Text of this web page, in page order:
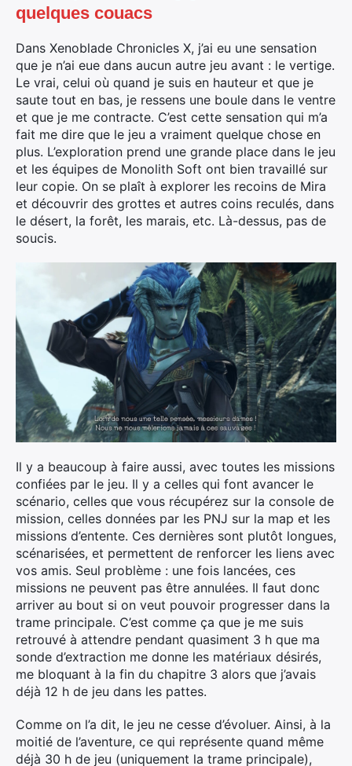
quelques couacs
Dans Xenoblade Chronicles X, j’ai eu une sensation
que je n’ai eue dans aucun autre jeu avant : le vertige.
Le vrai, celui où quand je suis en hauteur et que je
saute tout en bas, je ressens une boule dans le ventre
et que je me contracte. C’est cette sensation qui m’a
fait me dire que le jeu a vraiment quelque chose en
plus. L’exploration prend une grande place dans le jeu
et les équipes de Monolith Soft ont bien travaillé sur
leur copie. On se plaît à explorer les recoins de Mira
et découvrir des grottes et autres coins reculés, dans
le désert, la forêt, les marais, etc. Là-dessus, pas de
soucis.
Il y a beaucoup à faire aussi, avec toutes les missions
confiées par le jeu. Il y a celles qui font avancer le
scénario, celles que vous récupérez sur la console de
mission, celles données par les PNJ sur la map et les
missions d’entente. Ces dernières sont plutôt longues,
scénarisées, et permettent de renforcer les liens avec
vos amis. Seul problème : une fois lancées, ces
missions ne peuvent pas être annulées. Il faut donc
arriver au bout si on veut pouvoir progresser dans la
trame principale. C’est comme ça que je me suis
retrouvé à attendre pendant quasiment 3 h que ma
sonde d’extraction me donne les matériaux désirés,
me bloquant à la fin du chapitre 3 alors que j’avais
déjà 12 h de jeu dans les pattes.
Comme on l’a dit, le jeu ne cesse d’évoluer. Ainsi, à la
moitié de l’aventure, ce qui représente quand même
déjà 30 h de jeu (uniquement la trame principale),